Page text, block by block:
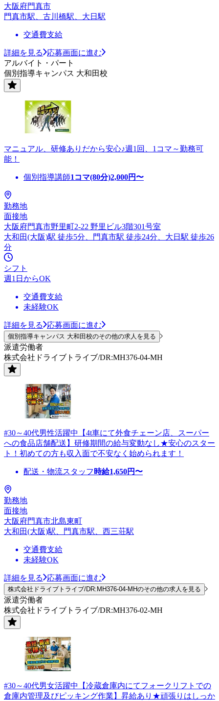
大阪府門真市
門真市駅、古川橋駅、大日駅
交通費支給
詳細を見る
応募画面に進む
アルバイト・パート
個別指導キャンパス 大和田校
マニュアル、研修ありだから安心♪週1回、1コマ～勤務可
能！
個別指導講師1コマ(80分)2,000円〜
勤務地
面接地
大阪府門真市野里町2-22 野里ビル3階301号室
大和田(大阪)駅 徒歩5分、門真市駅 徒歩24分、大日駅 徒歩26
分
シフト
週1日からOK
交通費支給
未経験OK
詳細を見る 応募画面に進む
個別指導キャンパス 大和田校のその他の求人を見る
派遣労働者
株式会社ドライブトライブ/DR:MH376-04-MH
#30～40代男性活躍中【4t車にて外食チェーン店、スーパー
への食品店舗配送】研修期間の給与変動なし★安心のスター
ト！初めての方も収入面で不安なく始められます！
配送・物流スタッフ 時給1,650円〜
勤務地
面接地
大阪府門真市北島東町
大和田(大阪)駅、門真市駅、西三荘駅
交通費支給
未経験OK
詳細を見る 応募画面に進む
株式会社ドライブトライブ/DR:MH376-04-MHのその他の求人を見る
派遣労働者
株式会社ドライブトライブ/DR:MH376-02-MH
#30～40代男女活躍中【冷蔵倉庫内にてフォークリフトでの
倉庫内管理及びピッキング作業】昇給あり★頑張りはしっか